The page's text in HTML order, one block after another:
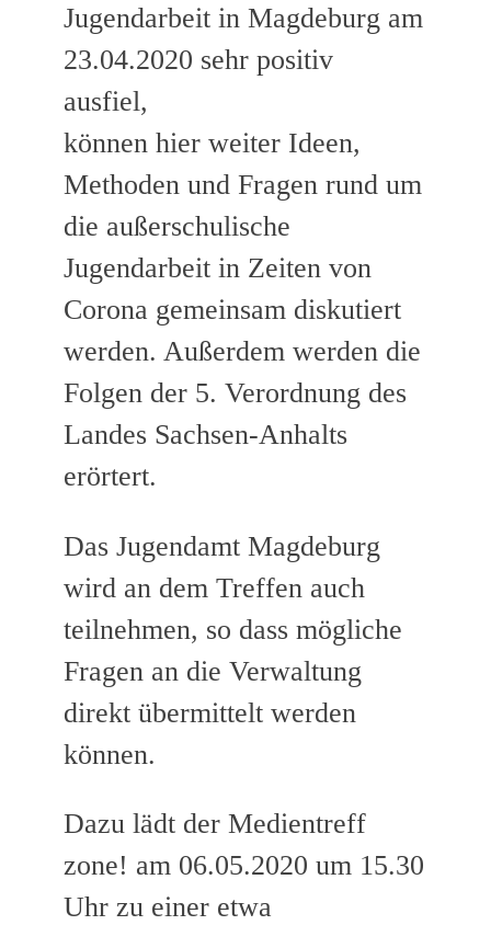
Jugendarbeit in Magdeburg am
23.04.2020 sehr positiv
ausfiel,
können hier weiter Ideen,
Methoden und Fragen rund um
die außerschulische
Jugendarbeit in Zeiten von
Corona gemeinsam diskutiert
werden. Außerdem werden die
Folgen der 5. Verordnung des
Landes Sachsen-Anhalts
erörtert.
Das Jugendamt Magdeburg
wird an dem Treffen auch
teilnehmen, so dass mögliche
Fragen an die Verwaltung
direkt übermittelt werden
können.
Dazu lädt der Medientreff
zone! am 06.05.2020 um 15.30
Uhr zu einer etwa